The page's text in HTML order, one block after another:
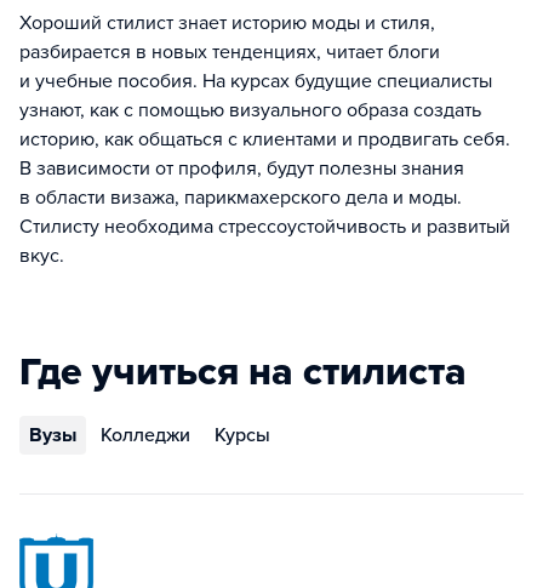
Хороший стилист знает историю моды и стиля,
разбирается в новых тенденциях, читает блоги
и учебные пособия. На курсах будущие специалисты
узнают, как с помощью визуального образа создать
историю, как общаться с клиентами и продвигать себя.
В зависимости от профиля, будут полезны знания
в области визажа, парикмахерского дела и моды.
Стилисту необходима стрессоустойчивость и развитый
вкус.
Где учиться на стилиста
Вузы Колледжи Курсы